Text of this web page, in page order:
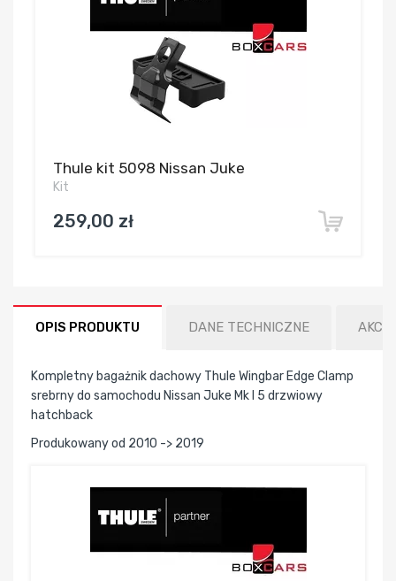
Thule kit 5098 Nissan Juke
Kit
259,00 zł
OPIS PRODUKTU DANE TECHNICZNE
Kompletny bagażnik dachowy Thule Wingbar Edge Clamp
srebrny do samochodu Nissan Juke Mk I 5 drzwiowy
hatchback
Produkowany od 2010 -> 2019